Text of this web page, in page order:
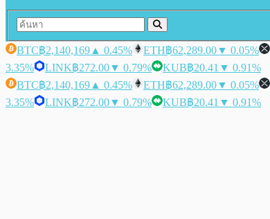
BTC฿2,140,169 ▲ 0.45% ETH฿62,289.00▼ 0.05%
3.35%
LINK฿272.00▼ 0.79% KUB฿20.41 ▼ 0.91%
BTC฿2,140,169 ▲ 0.45% ETH฿62,289.00▼ 0.05%
3.35%
LINK฿272.00▼ 0.79% KUB฿20.41 ▼ 0.91%